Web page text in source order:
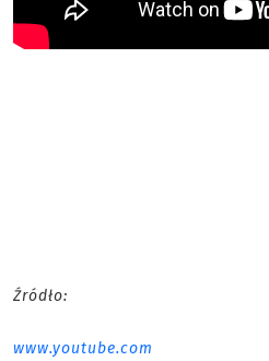
Źródło:
www.youtube.com